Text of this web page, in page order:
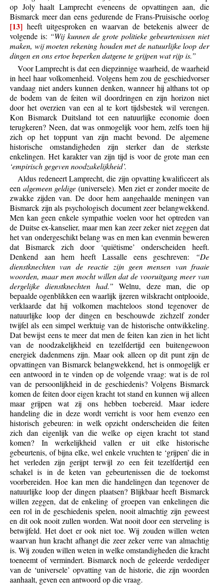
op Joly haalt Lamprecht eveneens de opvattingen aan, die
Bismarck meer dan eens gedurende de Frans-Pruisische oorlog
[13] heeft uitgesproken en waarvan de betekenis alweer de
volgende is: “Wij kunnen de grote politieke gebeurtenissen niet
maken, wij moeten rekening houden met de natuurlijke loop der
dingen en ons ertoe beperken datgene te grijpen wat rijp is.”
Voor Lamprecht is dat een diepzinnige waarheid, de waarheid
in heel haar volkomenheid. Volgens hem zou de geschiedvorser
vandaag niet anders kunnen denken, wanneer hij althans tot op
de bodem van de feiten wil doordringen en zijn horizon niet
door het overzien van een al te kort tijdsbestek wil verengen.
Kon Bismarck Duitsland tot een natuurlijke economie doen
terugkeren? Neen, dat was onmogelijk voor hem, zelfs toen hij
zich op het toppunt van zijn macht bevond. De algemene
historische omstandigheden zijn sterker dan de sterkste
enkelingen. Het karakter van zijn tijd is voor de grote man een
‘empirisch gegeven noodzakelijkheid’.
Aldus redeneert Lamprecht, die zijn opvatting kwalificeert als
een algemeen geldige (universele). Men ziet er zonder moeite de
zwakke zijden van. De door hem aangehaalde meningen van
Bismarck zijn als psychologisch document zeer belangwekkend.
Men kan geen enkele sympathie voelen voor het optreden van
de Duitse ex-kanselier, maar men kan zeer zeker niet zeggen dat
het van ondergeschikt belang was en men kan evenmin beweren
dat Bismarck zich door ‘quiëtisme’ onderscheiden heeft.
Denkend aan hem heeft Lassalle eens geschreven:
“De
dienstknechten van de reactie zijn geen mensen van fraaie
woorden, maar men mocht willen dat de vooruitgang meer van
dergelijke dienstknechten had.” Welnu, deze man, die op
bepaalde ogenblikken een waarlijk ijzeren wilskracht ontplooide,
verklaarde dat hij volkomen machteloos stond tegenover de
natuurlijke loop der dingen en beschouwde zichzelf zonder
twijfel als een simpel werktuig van de historische ontwikkeling.
Dat bewijst eens te meer dat men de feiten kan zien in het licht
van de noodzakelijkheid en tezelfdertijd een buitengewoon
energiek dadenmens zijn. Maar ook alleen op dit punt zijn de
opvattingen van Bismarck belangwekkend, het is onmogelijk er
een antwoord in te vinden op de volgende vraag: wat is de rol
van de persoonlijkheid in de geschiedenis? Volgens Bismarck
komen de feiten door eigen kracht tot stand en kunnen wij alleen
maar grijpen wat zij ons hebben toebereid. Maar iedere
handeling die in deze wordt verricht is voor hem evenzo een
historisch gebeuren: in welk opzicht onderscheiden die feiten
zich dan eigenlijk van die welke op eigen kracht tot stand
komen? In werkelijkheid vallen er uit elke historische
gebeurtenis, of bijna elke, wel enkele vruchten te ‘grijpen’ die in
het verleden zijn gerijpt terwijl zo een feit tezelfdertijd een
schakel is in de keten van gebeurtenissen die de toekomst
voorbereiden. Hoe kan men die handelingen dan tegenover de
natuurlijke loop der dingen plaatsen? Blijkbaar heeft Bismarck
willen zeggen, dat de enkeling of groepen van enkelingen die
een rol in de geschiedenis spelen, nooit almachtig zijn geweest
en dit ook nooit zullen worden. Wat nooit door een sterveling is
betwijfeld. Het doet er ook niet toe. Wij zouden willen weten
waarvan hun kracht afhangt die zeer zeker verre van almachtig
is. Wij zouden willen weten in welke omstandigheden die kracht
toeneemt of vermindert. Bismarck noch de geleerde verdediger
van de ‘universele’ opvatting van de historie, die zijn woorden
aanhaalt, geven een antwoord op die vraag.